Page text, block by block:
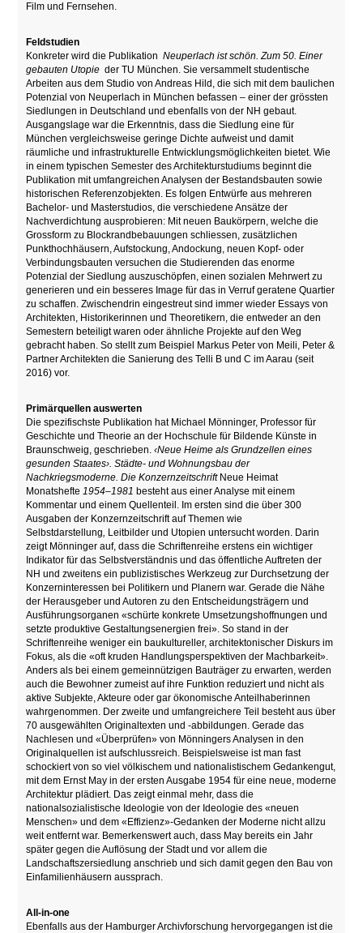
Film und Fernsehen.
Feldstudien
Konkreter wird die PublikationNeuperlach ist schön. Zum 50. Einer
gebauten Utopieder TU München. Sie versammelt studentische
Arbeiten aus dem Studio von Andreas Hild, die sich mit dem baulichen
Potenzial von Neuperlach in München befassen – einer der grössten
Siedlungen in Deutschland und ebenfalls von der NH gebaut.
Ausgangslage war die Erkenntnis, dass die Siedlung eine für
München vergleichsweise geringe Dichte aufweist und damit
räumliche und infrastrukturelle Entwicklungsmöglichkeiten bietet. Wie
in einem typischen Semester des Architekturstudiums beginnt die
Publikation mit umfangreichen Analysen der Bestandsbauten sowie
historischen Referenzobjekten. Es folgen Entwürfe aus mehreren
Bachelor- und Masterstudios, die verschiedene Ansätze der
Nachverdichtung ausprobieren: Mit neuen Baukörpern, welche die
Grossform zu Blockrandbebauungen schliessen, zusätzlichen
Punkthochhäusern, Aufstockung, Andockung, neuen Kopf- oder
Verbindungsbauten versuchen die Studierenden das enorme
Potenzial der Siedlung auszuschöpfen, einen sozialen Mehrwert zu
generieren und ein besseres Image für das in Verruf geratene Quartier
zu schaffen. Zwischendrin eingestreut sind immer wieder Essays von
Architekten, Historikerinnen und Theoretikern, die entweder an den
Semestern beteiligt waren oder ähnliche Projekte auf den Weg
gebracht haben. So stellt zum Beispiel Markus Peter von Meili, Peter &
Partner Architekten die Sanierung des Telli B und C im Aarau (seit
2016) vor.
Primärquellen auswerten
Die spezifischste Publikation hat Michael Mönninger, Professor für
Geschichte und Theorie an der Hochschule für Bildende Künste in
Braunschweig, geschrieben.‹Neue Heime als Grundzellen eines
gesunden Staates›. Städte- und Wohnungsbau der
Nachkriegsmoderne. Die Konzernzeitschrift Neue Heimat
Monatshefte1954–1981 besteht aus einer Analyse mit einem
Kommentar und einem Quellenteil. Im ersten sind die über 300
Ausgaben der Konzernzeitschrift auf Themen wie
Selbstdarstellung, Leitbilder und Utopien untersucht worden. Darin
zeigt Mönninger auf, dass die Schriftenreihe erstens ein wichtiger
Indikator für das Selbstverständnis und das öffentliche Auftreten der
NH und zweitens ein publizistisches Werkzeug zur Durchsetzung der
Konzerninteressen bei Politikern und Planern war. Gerade die Nähe
der Herausgeber und Autoren zu den Entscheidungsträgern und
Ausführungsorganen «schürte konkrete Umsetzungshoffnungen und
setzte produktive Gestaltungsenergien frei». So stand in der
Schriftenreihe weniger ein baukultureller, architektonischer Diskurs im
Fokus, als die «oft kruden Handlungsperspektiven der Machbarkeit».
Anders als bei einem gemeinnützigen Bauträger zu erwarten, werden
auch die Bewohner zumeist auf ihre Funktion reduziert und nicht als
aktive Subjekte, Akteure oder gar ökonomische Anteilhaberinnen
wahrgenommen. Der zweite und umfangreichere Teil besteht aus über
70 ausgewählten Originaltexten und -abbildungen. Gerade das
Nachlesen und «Überprüfen» von Mönningers Analysen in den
Originalquellen ist aufschlussreich. Beispielsweise ist man fast
schockiert von so viel völkischem und nationalistischem Gedankengut,
mit dem Ernst May in der ersten Ausgabe 1954 für eine neue, moderne
Architektur plädiert. Das zeigt einmal mehr, dass die
nationalsozialistische Ideologie von der Ideologie des «neuen
Menschen» und dem «Effizienz»-Gedanken der Moderne nicht allzu
weit entfernt war. Bemerkenswert auch, dass May bereits ein Jahr
später gegen die Auflösung der Stadt und vor allem die
Landschaftszersiedlung anschrieb und sich damit gegen den Bau von
Einfamilienhäusern aussprach.
All-in-one
Ebenfalls aus der Hamburger Archivforschung hervorgegangen ist die